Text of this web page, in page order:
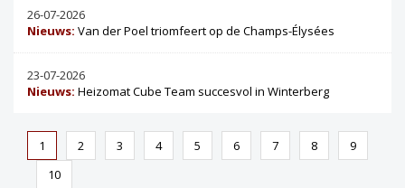
26-07-2026
Nieuws: Van der Poel triomfeert op de Champs-Élysées
23-07-2026
Nieuws: Heizomat Cube Team succesvol in Winterberg
1 2 3 4 5 6 7 8
9
10